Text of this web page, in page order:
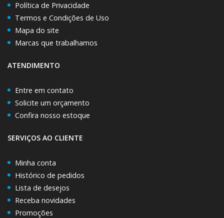
Política de Privacidade
Termos e Condições de Uso
Mapa do site
Marcas que trabalhamos
ATENDIMENTO
Entre em contato
Solicite um orçamento
Confira nosso estoque
SERVIÇOS AO CLIENTE
Minha conta
Histórico de pedidos
Lista de desejos
Receba novidades
Promoções